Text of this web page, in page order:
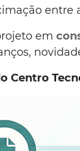
entre
em
Centro